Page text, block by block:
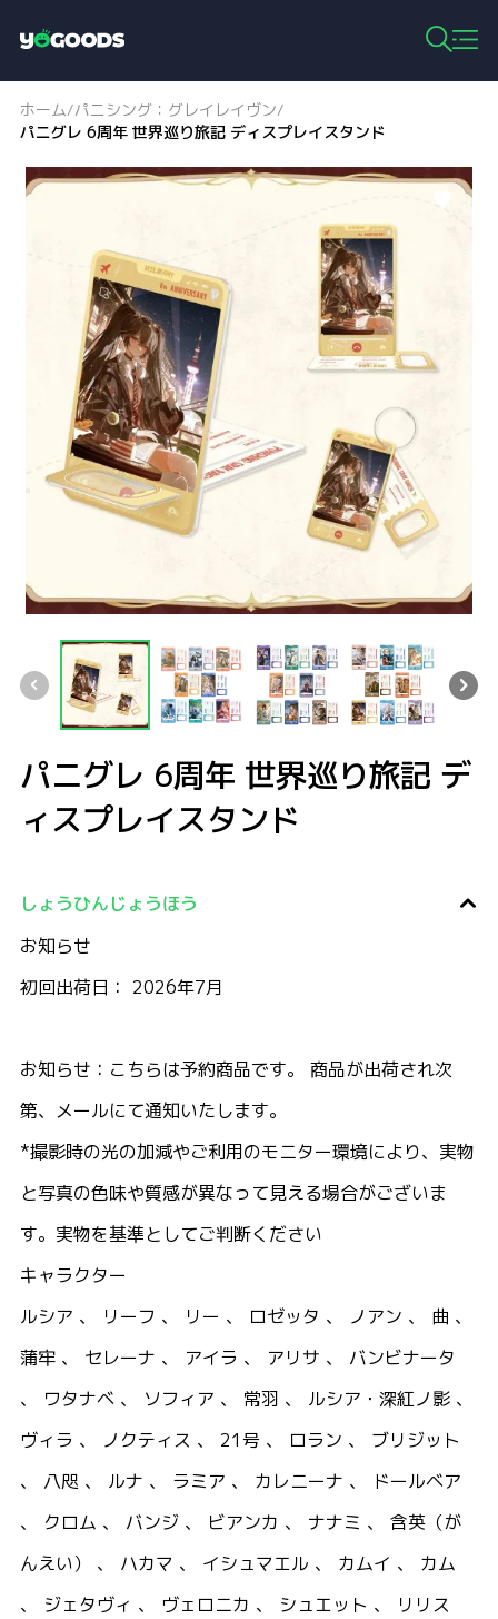
o
g
o
o
ホーム/パニシング：グレイレイヴン/
パニグレ 6周年 世界巡り旅記 ディスプレイスタンド
パニグレ 6周年 世界巡り旅記 デ
ィスプレイスタンド
しょうひんじょうほう
お知らせ
初回出荷日： 2026年7月
お知らせ：こちらは予約商品です。 商品が出荷され次
第、メールにて通知いたします。
*撮影時の光の加減やご利用のモニター環境により、実物
と写真の色味や質感が異なって見える場合がございま
す。実物を基準としてご判断ください
キャラクター
ルシア 、 リーフ 、 リー 、 ロゼッタ 、 ノアン 、 曲 、
蒲牢 、 セレーナ 、 アイラ 、 アリサ 、 バンビナータ
、 ワタナベ 、 ソフィア 、 常羽 、 ルシア・深紅ノ影 、
ヴィラ 、 ノクティス 、 21号 、 ロラン 、 ブリジット
、 八咫 、 ルナ 、 ラミア 、 カレニーナ 、 ドールベア
、 クロム 、 バンジ 、 ビアンカ 、 ナナミ 、 含英（が
んえい） 、 ハカマ 、 イシュマエル 、 カムイ 、 カム
、 ジェタヴィ 、 ヴェロニカ 、 シュエット 、 リリス